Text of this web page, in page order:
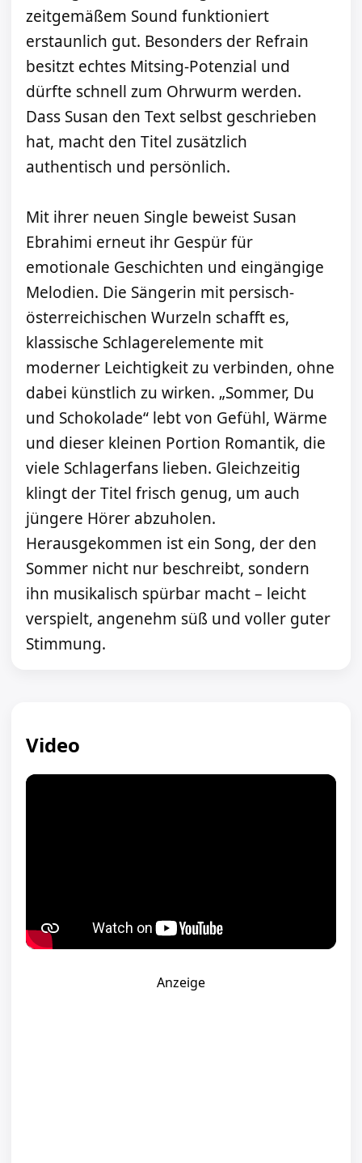
zeitgemäßem Sound funktioniert
erstaunlich gut. Besonders der Refrain
besitzt echtes Mitsing-Potenzial und
dürfte schnell zum Ohrwurm werden.
Dass Susan den Text selbst geschrieben
hat, macht den Titel zusätzlich
authentisch und persönlich.
Mit ihrer neuen Single beweist Susan
Ebrahimi erneut ihr Gespür für
emotionale Geschichten und eingängige
Melodien. Die Sängerin mit persisch-
österreichischen Wurzeln schafft es,
klassische Schlagerelemente mit
moderner Leichtigkeit zu verbinden, ohne
dabei künstlich zu wirken. „Sommer, Du
und Schokolade“ lebt von Gefühl, Wärme
und dieser kleinen Portion Romantik, die
viele Schlagerfans lieben. Gleichzeitig
klingt der Titel frisch genug, um auch
jüngere Hörer abzuholen.
Herausgekommen ist ein Song, der den
Sommer nicht nur beschreibt, sondern
ihn musikalisch spürbar macht – leicht
verspielt, angenehm süß und voller guter
Stimmung.
Video
Anzeige